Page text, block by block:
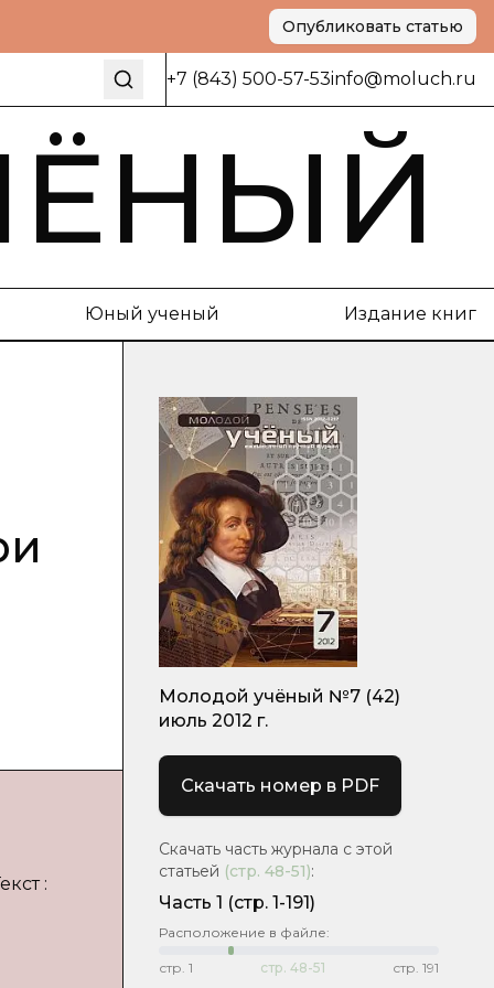
Опубликовать статью
+7 (843) 500-57-53info@moluch.ru
Юный ученый Издание книг
:
Молодой учёный №7 (42)
июль 2012 г.
Скачать номер в PDF
Скачать часть журнала с этой
статьей (стр. 48-51):
Часть 1 (стр. 1-191)
Расположение в файле:
стр. 1 стр. 48-51 стр. 191